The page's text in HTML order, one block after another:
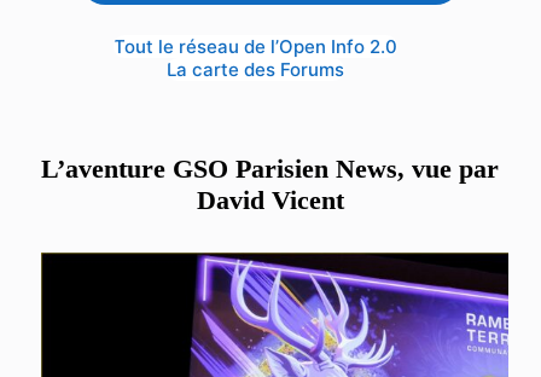
Tout le réseau de l’Open Info 2.0
La carte des Forums
L’aventure GSO Parisien News, vue par
David Vicent